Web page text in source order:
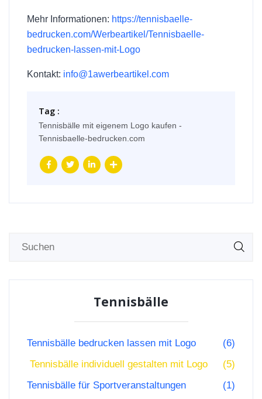
Mehr Informationen: https://tennisbaelle-
bedrucken.com/Werbeartikel/Tennisbaelle-
bedrucken-lassen-mit-Logo
Kontakt: info@1awerbeartikel.com
Tag :
Tennisbälle mit eigenem Logo kaufen -
Tennisbaelle-bedrucken.com
Tennisbälle
Tennisbälle bedrucken lassen mit Logo
(6)
Tennisbälle individuell gestalten mit Logo
(5)
Tennisbälle für Sportveranstaltungen
(1)